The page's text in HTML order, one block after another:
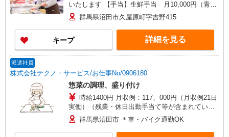
いたします 【手当】生鮮手当 月10,000円（青果
は月5,000円） ※発効日以降は改定後の最低賃金
に準ずる
群馬県沼田市久屋原町字吉野415
キープ 詳細を見る
派遣社員
株式会社テクノ・サービス/お仕事No/0906180
惣菜の調理、盛り付け
時給1400円 月収例：117、000円（月収例21日
実働）（残業・休日出勤手当て等が含まれていま
す） 交通費全額支給
群馬県沼田市 ＊車・バイク通勤OK